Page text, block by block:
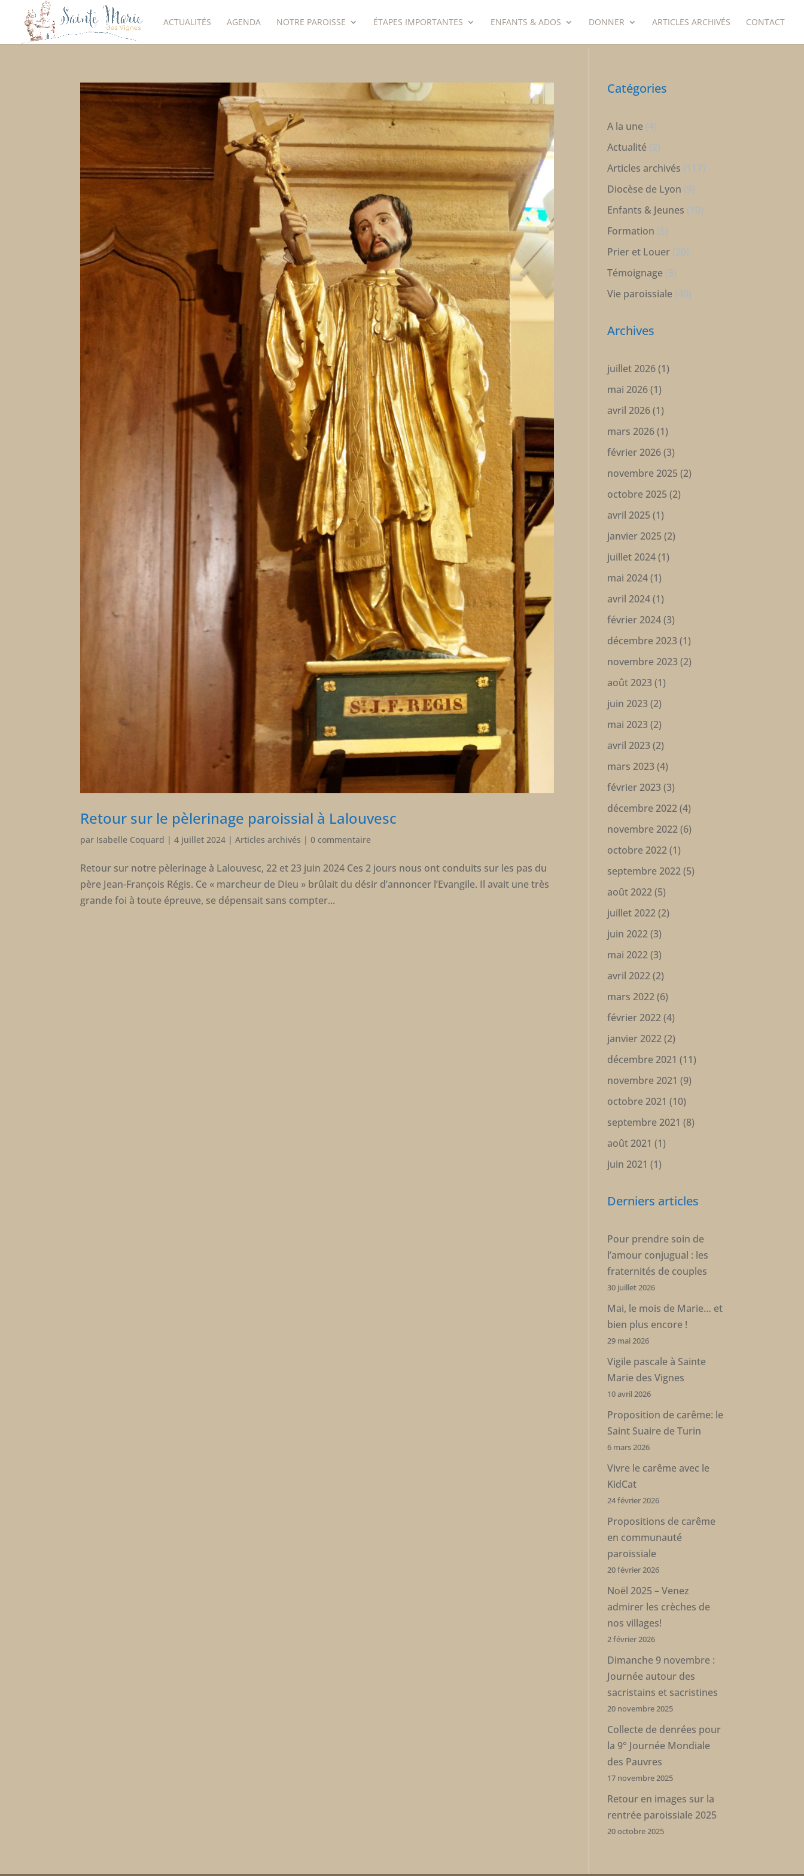
ACTUALITÉS AGENDA NOTRE PAROISSE ÉTAPES IMPORTANTES ENFANTS & ADOS DONNER ARTICLES ARCHIVÉS CONTACT
Retour sur le pèlerinage paroissial à Lalouvesc
par Isabelle Coquard |4 juillet 2024 |Articles archivés |0 commentaire
Retour sur notre pèlerinage à Lalouvesc, 22 et 23 juin 2024 Ces 2 jours nous ont conduits sur les pas du
père Jean-François Régis. Ce « marcheur de Dieu » brûlait du désir d’annoncer l’Evangile. Il avait une très
grande foi à toute épreuve, se dépensait sans compter...
Catégories
A la une (4)
Actualité (2)
Articles archivés (117)
Diocèse de Lyon (9)
Enfants & Jeunes (10)
Formation (5)
Prier et Louer (20)
Témoignage (5)
Vie paroissiale (40)
Archives
juillet 2026(1)
mai 2026(1)
avril 2026(1)
mars 2026(1)
février 2026(3)
novembre 2025(2)
octobre 2025(2)
avril 2025(1)
janvier 2025(2)
juillet 2024(1)
mai 2024(1)
avril 2024(1)
février 2024(3)
décembre 2023(1)
novembre 2023(2)
août 2023(1)
juin 2023(2)
mai 2023(2)
avril 2023(2)
mars 2023(4)
février 2023(3)
décembre 2022(4)
novembre 2022(6)
octobre 2022(1)
septembre 2022(5)
août 2022(5)
juillet 2022(2)
juin 2022(3)
mai 2022(3)
avril 2022(2)
mars 2022(6)
février 2022(4)
janvier 2022(2)
décembre 2021 (11)
novembre 2021 (9)
octobre 2021 (10)
septembre 2021 (8)
août 2021 (1)
juin 2021 (1)
Derniers articles
Pour prendre soin de
l’amour conjugual : les
fraternités de couples
30 juillet 2026
Mai, le mois de Marie… et
bien plus encore !
29 mai 2026
Vigile pascale à Sainte
Marie des Vignes
10 avril 2026
Proposition de carême: le
Saint Suaire de Turin
6 mars 2026
Vivre le carême avec le
KidCat
24 février 2026
Propositions de carême
en communauté
paroissiale
20 février 2026
Noël 2025 – Venez
admirer les crèches de
nos villages!
2 février 2026
Dimanche 9 novembre :
Journée autour des
sacristains et sacristines
20 novembre 2025
Collecte de denrées pour
la 9° Journée Mondiale
des Pauvres
17 novembre 2025
Retour en images sur la
rentrée paroissiale 2025
20 octobre 2025